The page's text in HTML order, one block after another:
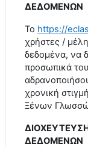
ΔΕΔΟΜΕΝΩΝ
Το https://
χρήστες /
δεδομένα, να
προσωπικά
χρονική
Ξένων
ΔΕΔΟΜΕΝΩΝ